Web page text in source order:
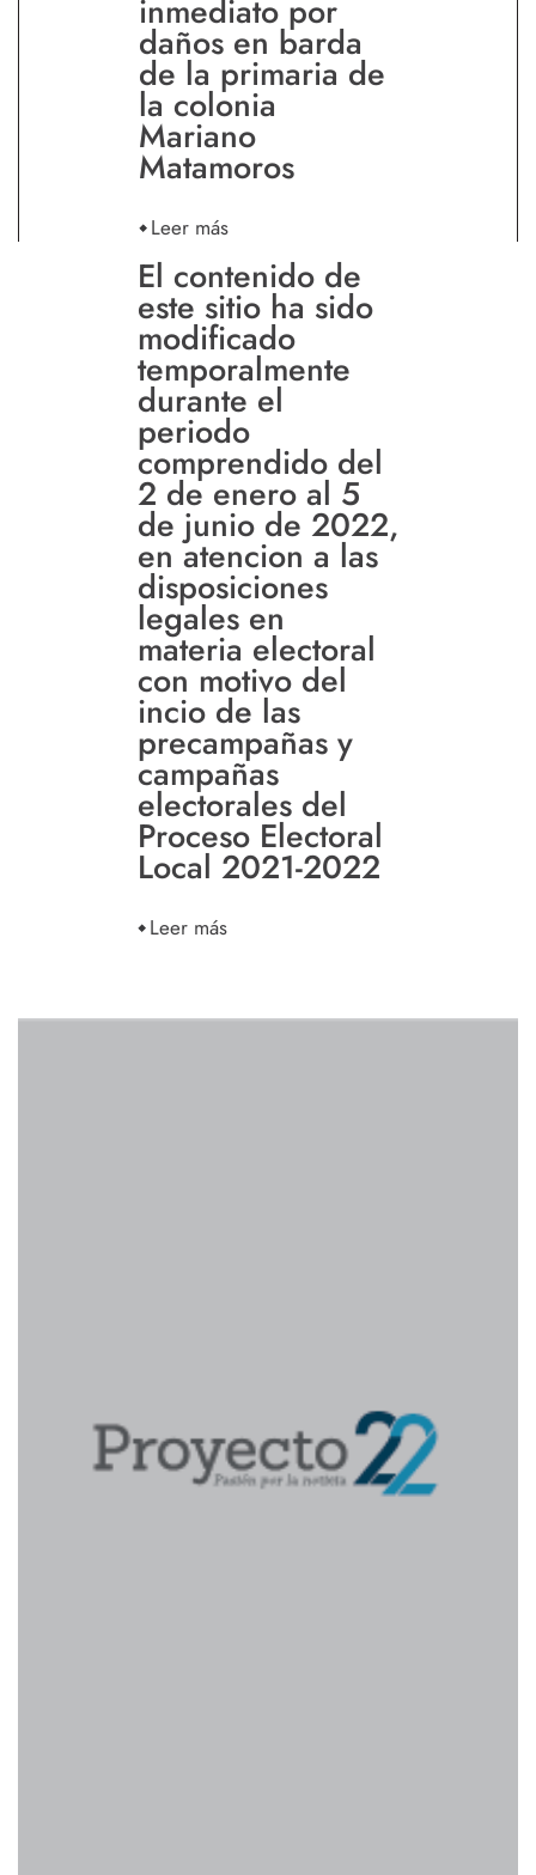
inmediato por
daños en barda
de la primaria de
la colonia
Mariano
Matamoros
Leer más
El contenido de
este sitio ha sido
modificado
temporalmente
durante el
periodo
comprendido del
2 de enero al 5
de junio de 2022,
en atencion a las
disposiciones
legales en
materia electoral
con motivo del
incio de las
precampañas y
campañas
electorales del
Proceso Electoral
Local 2021-2022
Leer más